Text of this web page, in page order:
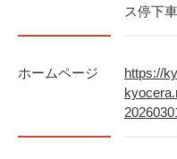
ス停下
ホームページ
https://